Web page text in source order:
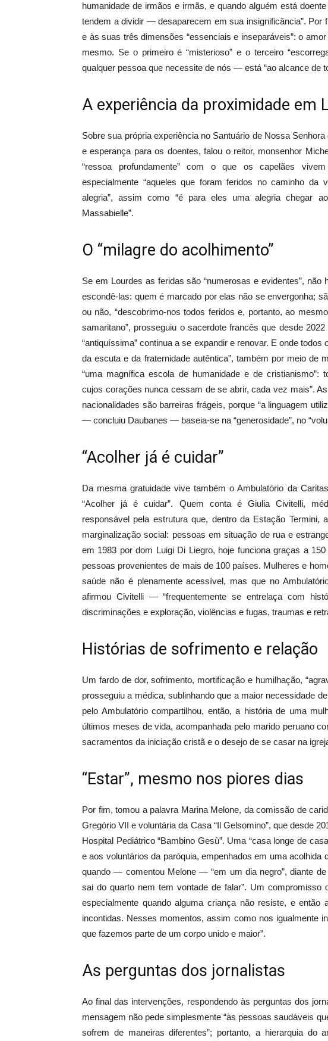
humanidade de irmãos e irmãs, e quando alguém está
tendem a dividir — desaparecem em sua insignificância”. Por
e às suas três dimensões “essenciais e inseparáveis”: o
mesmo. Se o primeiro é “misterioso” e o terceiro
qualquer pessoa que necessite de nós — está “ao alcance de
A experiência da proximidade em
Sobre sua própria experiência no Santuário de Nossa
e esperança para os doentes, falou o reitor, monsenhor
“ressoa profundamente” com o que os capelães
especialmente “aqueles que foram feridos no caminho
alegria”, assim como “é para eles uma alegria chegar
Massabielle”.
O “milagre do acolhimento”
Se em Lourdes as feridas são “numerosas e evidentes”, não
escondê-las: quem é marcado por elas não se envergonha;
ou não, “descobrimo-nos todos feridos e, portanto, ao
samaritano”, prosseguiu o sacerdote francês que desde
“antiquíssima” continua a se expandir e renovar. E onde
da escuta e da fraternidade autêntica”, também por meio de
“uma magnífica escola de humanidade e de cristianismo”:
cujos corações nunca cessam de se abrir, cada vez mais”.
nacionalidades são barreiras frágeis, porque “a linguagem
— concluiu Daubanes — baseia-se na “generosidade”, no
“Acolher já é cuidar”
Da mesma gratuidade vive também o Ambulatório da
“Acolher já é cuidar”. Quem conta é Giulia Civitelli,
responsável pela estrutura que, dentro da Estação Termini,
marginalização social: pessoas em situação de rua e
em 1983 por dom Luigi Di Liegro, hoje funciona graças a
pessoas provenientes de mais de 100 países. Mulheres e
saúde não é plenamente acessível, mas que no
afirmou Civitelli — “frequentemente se entrelaça com
discriminações e exploração, violências e fugas, traumas e
Histórias de sofrimento e relação
Um fardo de dor, sofrimento, mortificação e humilhação,
prosseguiu a médica, sublinhando que a maior necessidade
pelo Ambulatório compartilhou, então, a história de uma
últimos meses de vida, acompanhada pelo marido peruano
sacramentos da iniciação cristã e o desejo de se casar na
“Estar”, mesmo nos piores dias
Por fim, tomou a palavra Marina Melone, da comissão de
Gregório VII e voluntária da Casa “Il Gelsomino”, que desde
Hospital Pediátrico “Bambino Gesù”. Uma “casa longe de
e aos voluntários da paróquia, empenhados em uma acolhida
quando — comentou Melone — “em um dia negro”, diante
sai do quarto nem tem vontade de falar”. Um
especialmente quando alguma criança não resiste, e
incontidas. Nesses momentos, assim como nos igualmente
que fazemos parte de um corpo unido e maior”.
As perguntas dos jornalistas
Ao final das intervenções, respondendo às perguntas dos
mensagem não pede simplesmente “às pessoas saudáveis
sofrem de maneiras diferentes”; portanto, a hierarquia do